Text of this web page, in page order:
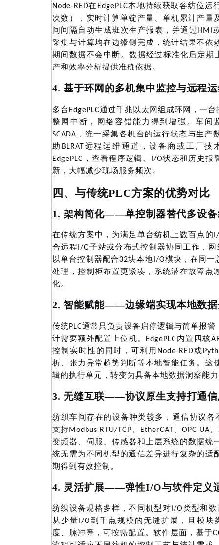
Node-RED在EdgePLC本地持续获取各纺位
次数），实时计算单锭产量、单机累计产量
间间隔自动生成班次生产报表，并通过HMI
采集与计算均在边缘侧完成，统计结果不依
期间数据不会中断。数据经过标准化后定期
产和效率分析提供准确依据。
4. 基于环网的多机集中监控与远程
多台 EdgePLC通过千兆以太网组成环网，一
整网中断，网络容错能力得到增强。车间
SCADA，统一采集各机台的运行状态与生
助BLRAT远程运维通道，设备商或工厂
EdgePLC，查看程序逻辑、I/O状态和历史
新，大幅减少现场服务频次。
四、与传统PLC方案的优势对比
1. 架构简化——单控制器替代多设备
在传统方案中，为满足单台纺机上数百点的
合远程I/O子站或分布式控制器协同工作，网
以单台控制器配合32块本地I/O模块，在同
处理，控制柜布置更紧凑，系统潜在故障点
化。
2. 智能赋能——边缘端实现本地数据
传统PLC通常只负责设备启停逻辑与简单报
计需要额外配置上位机。EdgePLC内置四核
控制实时性的同时，可利用Node-RED或
析、张力异常趋势判断等本地智能任务。这
辑的执行单元，转变为具备本地数据洞察能
3. 无缝互联——协议原生支持打通信
纺织车间存在的设备种类较多，通信协议各
支持Modbus RTU/TCP、EtherCAT、OPC UA
变频器、伺服、传感器和上层系统的数据统
统无需为不同机型的通信差异进行复杂的适
期得到有效控制。
4. 灵活扩展——弹性I/O与软件定义
纺织设备规格多样，不同机型对 I/O类型和
从少量I/O到千点规模的无缝扩展，且模块
度、脉冲等，可按需配置。软件层面，基于